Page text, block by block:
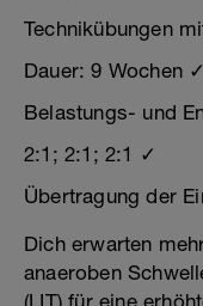
Technikübungen
Dauer: 9 Wochen ✓
Belastungs- und
2:1; 2:1; 2:1 ✓
Übertragung der
Dich erwarten
anaeroben
(LIT) für eine